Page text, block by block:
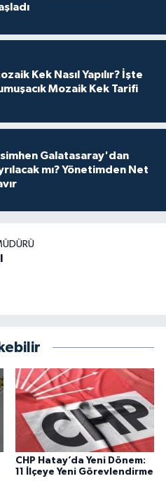
Kek Nasıl Yapılır? İşte
Mozaik Kek Tarifi
Galatasaray'dan
mı? Yönetimden Net
CHP Hatay’da Yeni Dönem:
11 İlçeye Yeni Görevlendirme